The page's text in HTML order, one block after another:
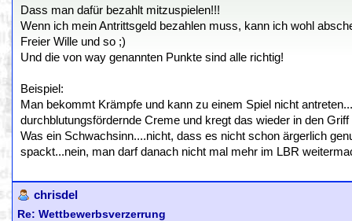
Dass man dafür bezahlt mitzuspielen!!!
Wenn ich mein Antrittsgeld bezahlen muss, kann ich wohl
Freier Wille und so ;)
Und die von way genannten Punkte sind alle richtig!
Beispiel:
Man bekommt Krämpfe und kann zu einem Spiel nicht
durchblutungsfördernde Creme und kregt das wieder in den
Was ein Schwachsinn....nicht, dass es nicht schon ärgerlich
spackt...nein, man darf danach nicht mal mehr im LBR
chrisdel
Re: Wettbewerbsverzerrung